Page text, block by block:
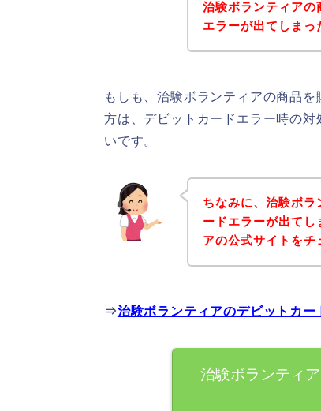
治験ボランティアの
エラーが出てしまっ
もしも、治験ボランティアの商品
方は、デビットカードエラー時の
いです。
ちなみに、治験ボ
ードエラーが出てし
アの公式サイトをチ
⇒治験ボランティアのデビットカ
治験ボランティ